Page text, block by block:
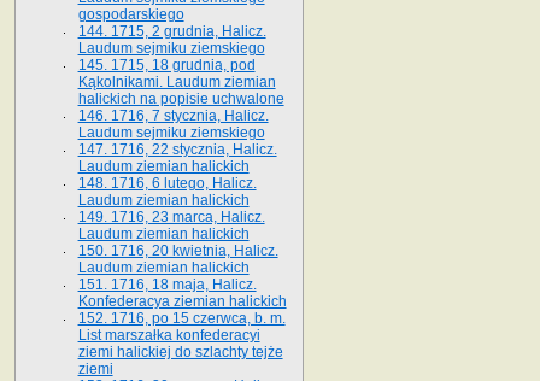
gospodarskiego
144. 1715, 2 grudnia, Halicz.
Laudum sejmiku ziemskiego
145. 1715, 18 grudnia, pod
Kąkolnikami. Laudum ziemian
halickich na popisie uchwalone
146. 1716, 7 stycznia, Halicz.
Laudum sejmiku ziemskiego
147. 1716, 22 stycznia, Halicz.
Laudum ziemian halickich
148. 1716, 6 lutego, Halicz.
Laudum ziemian halickich
149. 1716, 23 marca, Halicz.
Laudum ziemian halickich
150. 1716, 20 kwietnia, Halicz.
Laudum ziemian halickich
151. 1716, 18 maja, Halicz.
Konfederacya ziemian halickich
152. 1716, po 15 czerwca, b. m.
List marszałka konfederacyi
ziemi halickiej do szlachty tejże
ziemi